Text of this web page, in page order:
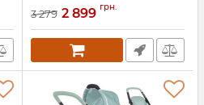
Артикул:7600253221
3 279 2 899 грн.